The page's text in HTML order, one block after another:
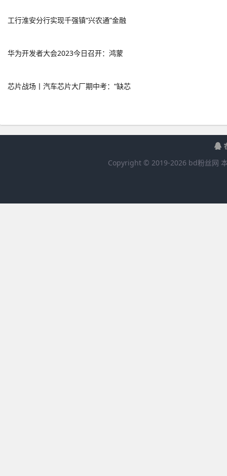
工行淮安分行实现千强镇“兴农通”金融
华为开发者大会2023今日召开：鸿蒙
芯片战场丨汽车芯片大厂期中考：“缺芯
Copyright © 2019-2026 bd粉丝网